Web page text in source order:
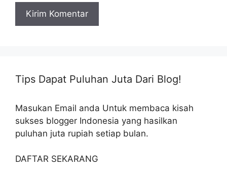
Tips Dapat Puluhan Juta Dari Blog!
Masukan Email anda Untuk membaca kisah
sukses blogger Indonesia yang hasilkan
puluhan juta rupiah setiap bulan.
DAFTAR SEKARANG